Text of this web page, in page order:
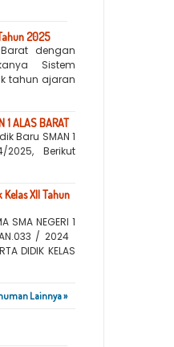
2025
dengan
Sistem
tahun ajaran
1 ALAS BARAT
Baru SMAN 1
2025, Berikut
XII Tahun
SMA NEGERI 1
/ 2024
DIDIK KELAS
Lainnya »